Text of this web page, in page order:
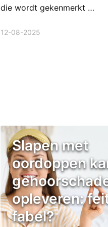
die wordt gekenmerkt …
12-08-2025
Slapen met
oordoppen
opleveren:
fabel?